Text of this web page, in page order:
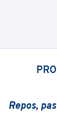
Repos,